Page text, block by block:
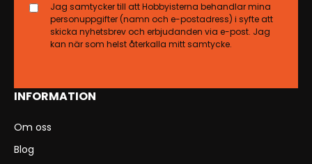
INFORMATION
Om oss
Blog
Jag samtycker till att Hobbyisterna behandlar mina
personuppgifter (namn och e-postadress) i syfte att
skicka nyhetsbrev och erbjudanden via e-post. Jag
kan när som helst återkalla mitt samtycke.